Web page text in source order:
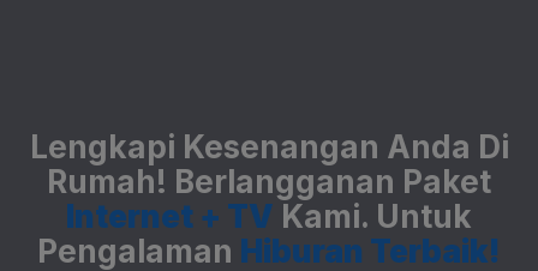
Lengkapi Kesenangan Anda Di
Rumah! Berlangganan Paket
Internet + TV Kami. Untuk
Pengalaman Hiburan Terbaik!